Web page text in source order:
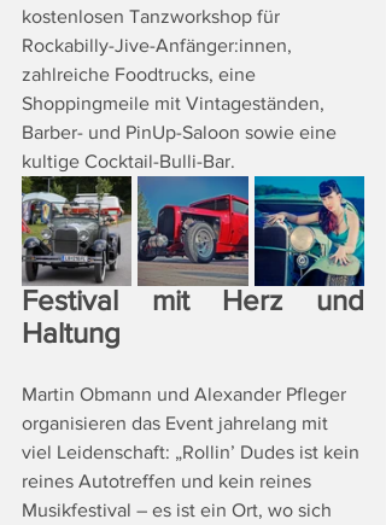
kostenlosen Tanzworkshop für
Rockabilly-Jive-Anfänger:innen,
zahlreiche Foodtrucks, eine
Shoppingmeile mit Vintageständen,
Barber- und PinUp-Saloon sowie eine
kultige Cocktail-Bulli-Bar.
Festival mit Herz und
Haltung
Martin Obmann und Alexander Pfleger
organisieren das Event jahrelang mit
viel Leidenschaft: „Rollin’ Dudes ist kein
reines Autotreffen und kein reines
Musikfestival – es ist ein Ort, wo sich